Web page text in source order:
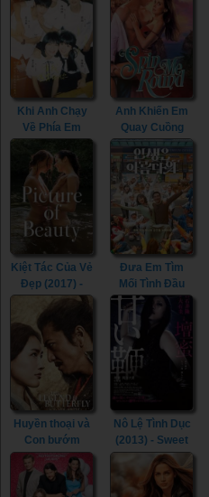
Khi Anh Chạy
Về Phía Em
Fly Towards You
(2023)
Anh Khiến Em
Quay Cuồng
(2022) - Spin Me
Round (2022)
Kiệt Tác Của Vẻ
Đẹp (2017) -
Picture of
Beauty (2017)
Đưa Em Tìm
Mối Tình Đầu
(2022) - Life Is
Beautiful (2022)
Huyền thoại và
Con bướm
(2023) - The
Legend &
Butterfly (2023)
Nô Lệ Tình Dục
(2013) - Sweet
Whip (2013)